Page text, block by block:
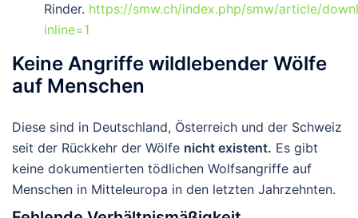
Rinder. https://smw.ch/index.php/smw/article/
inline=1
Keine Angriffe wildlebender Wölfe
auf Menschen
Diese sind in Deutschland, Österreich und der Schweiz
seit der Rückkehr der Wölfe nicht existent. Es gibt
keine dokumentierten tödlichen Wolfsangriffe auf
Menschen in Mitteleuropa in den letzten Jahrzehnten.